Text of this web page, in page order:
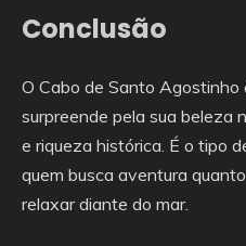
Conclusão
O Cabo de Santo Agostinho
surpreende pela sua beleza
e riqueza histórica. É o tipo
quem busca aventura
relaxar diante do mar.